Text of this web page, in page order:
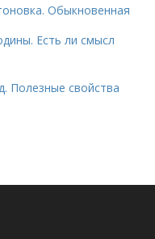
Обыкновенная
Есть ли смысл
Полезные свойства